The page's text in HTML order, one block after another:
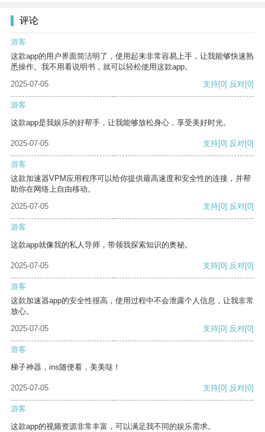
评论
游客
这款app的用户界面简洁明了，使用起来非常容易上手，让我能够快速熟
悉操作。我不用看说明书，就可以轻松使用这款app。
2025-07-05
支持[0] 反对[0]
游客
这款app是我娱乐的好帮手，让我能够放松身心，享受美好时光。
2025-07-05 支持[0] 反对[0]
游客
这款加速器VPM应用程序可以给你提供最高速度和安全性的连接，并帮
助你在网络上自由移动。
2025-07-05
支持[0] 反对[0]
游客
这款app就像我的私人导师，带领我探索知识的奥秘。
2025-07-05 支持[0] 反对[0]
游客
这款加速器app的安全性很高，使用过程中不会泄露个人信息，让我非常
放心。
2025-07-05
支持[0] 反对[0]
游客
梯子神器，ins随便看，美美哒！
2025-07-05 支持[0] 反对[0]
游客
这款app的视频资源非常丰富，可以满足我不同的娱乐需求。